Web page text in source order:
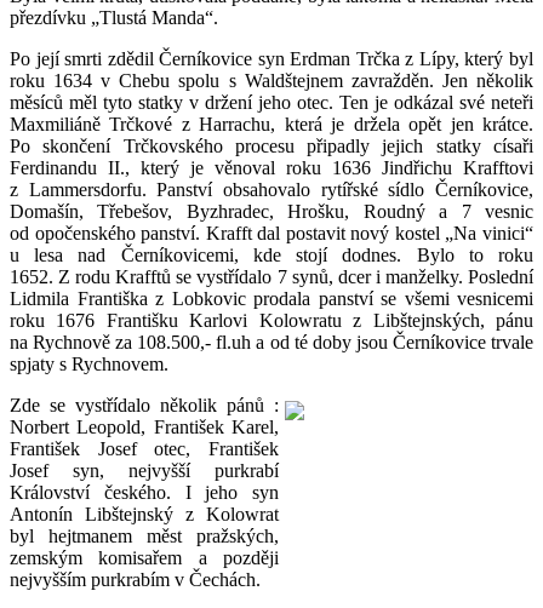
přezdívku „Tlustá Manda“.
Po její smrti zdědil Černíkovice syn Erdman Trčka z Lípy, který byl
roku 1634 v Chebu spolu s Waldštejnem zavražděn. Jen několik
měsíců měl tyto statky v držení jeho otec. Ten je odkázal své neteři
Maxmiliáně Trčkové z Harrachu, která je držela opět jen krátce.
Po skončení Trčkovského procesu připadly jejich statky císaři
Ferdinandu II., který je věnoval roku 1636 Jindřichu Krafftovi
z Lammersdorfu. Panství obsahovalo rytířské sídlo Černíkovice,
Domašín, Třebešov, Byzhradec, Hrošku, Roudný a 7 vesnic
od opočenského panství. Krafft dal postavit nový kostel „Na vinici“
u lesa nad Černíkovicemi, kde stojí dodnes. Bylo to roku
1652. Z rodu Krafftů se vystřídalo 7 synů, dcer i manželky. Poslední
Lidmila Františka z Lobkovic prodala panství se všemi vesnicemi
roku 1676 Františku Karlovi Kolowratu z Libštejnských, pánu
na Rychnově za 108.500,- fl.uh a od té doby jsou Černíkovice trvale
spjaty s Rychnovem.
Zde se vystřídalo několik pánů :
Norbert Leopold, František Karel,
František Josef otec, František
Josef syn, nejvyšší purkrabí
Království českého. I jeho syn
Antonín Libštejnský z Kolowrat
byl hejtmanem měst pražských,
zemským komisařem a později
nejvyšším purkrabím v Čechách.